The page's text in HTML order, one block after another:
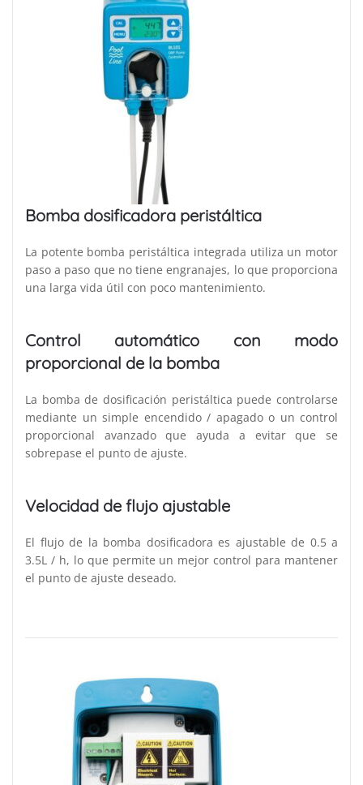
Bomba dosificadora peristáltica
La potente bomba peristáltica integrada utiliza un motor
paso a paso que no tiene engranajes, lo que proporciona
una larga vida útil con poco mantenimiento.
Control automático con modo
proporcional de la bomba
La bomba de dosificación peristáltica puede controlarse
mediante un simple encendido / apagado o un control
proporcional avanzado que ayuda a evitar que se
sobrepase el punto de ajuste.
Velocidad de flujo ajustable
El flujo de la bomba dosificadora es ajustable de 0.5 a
3.5L / h, lo que permite un mejor control para mantener
el punto de ajuste deseado.